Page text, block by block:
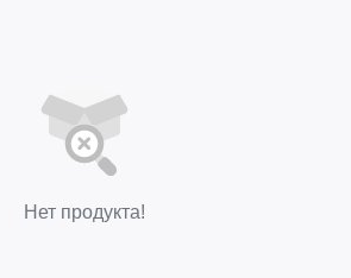
Нет продукта!